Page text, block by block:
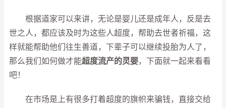
根据道家可以来讲，无论是婴儿还是成年人，反是去
世之人，都应该及时为这些人超度，帮助去世者祈福，这
样就能帮助他们往生善道，下辈子可以继续投胎为人了，
那么我们如何做才能超度流产的灵婴，下面就一起来看看
吧！
在市场是上有很多打着超度的旗帜来骗钱，直接交给